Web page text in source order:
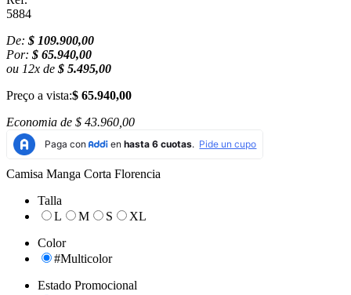
5884
De: $ 109.900,00
Por: $ 65.940,00
ou 12x de $ 5.495,00
Preço a vista:$ 65.940,00
Economia de $ 43.960,00
Camisa Manga Corta Florencia
Talla
L
M S
XL
Color
#Multicolor
Estado Promocional